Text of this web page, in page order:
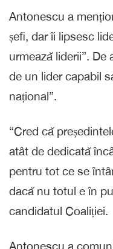
Antonescu a
șefi, dar îi lipsesc
urmează liderii”. De
de un lider capabil
național”.
“Cred că
atât de dedicată
pentru tot ce se
dacă nu totul e în
candidatul Coaliției.
Antonescu a